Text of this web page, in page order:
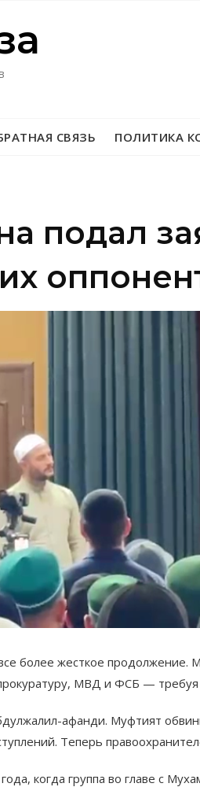
СВЯЗЬ ПОЛИТИКА
подал
более жесткое продолжение.
МВД и ФСБ — требуя
афанди. Муфтият
Теперь
когда группа во главе с